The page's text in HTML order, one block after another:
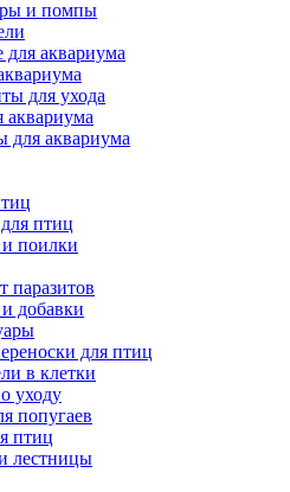
и помпы
аквариума
для ухода
аквариума
для аквариума
птиц
поилки
паразитов
добавки
для птиц
в клетки
уходу
попугаев
птиц
лестницы